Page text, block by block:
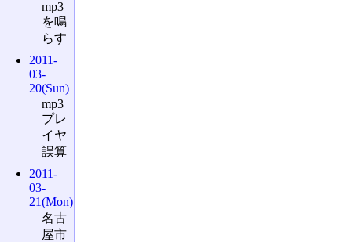
mp3
を鳴
らす
2011-
03-
20(Sun)
mp3
プレ
イヤ
誤算
2011-
03-
21(Mon)
名古
屋市